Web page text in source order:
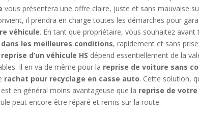
vous présentera une offre claire, juste et sans mauvaise
il prendra en charge toutes les démarches pour
véhicule. En tant que propriétaire, vous souhaitez
les meilleures conditions, rapidement et sans
reprise d’un véhicule HS dépend essentiellement de la
Il en va de même pour la reprise de voiture sans
rachat pour recyclage en casse auto. Cette solution,
en général moins avantageuse que la reprise de
peut encore être réparé et remis sur la route.